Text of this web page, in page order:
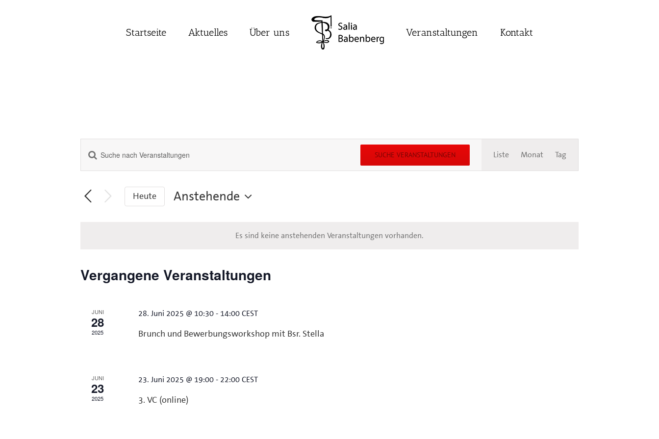
Startseite Aktuelles Über uns Veranstaltungen Kontakt
Es sind keine anstehenden Veranstaltungen vorhanden.
Veranstaltungen
Suche
und
Ansichten,
Bitte
Schlüsselwort
nach
SUCHE VERANSTALTUNGEN
Ansichten-
Liste Monat Tag
Heute
Anstehende
Vergangene Veranstaltungen
JUNI
28
2025
28. Juni 2025 @ 10:30 - 14:00 CEST
Brunch und Bewerbungsworkshop mit Bsr. Stella
JUNI
23
2025
23. Juni 2025 @ 19:00 - 22:00 CEST
3. VC (online)